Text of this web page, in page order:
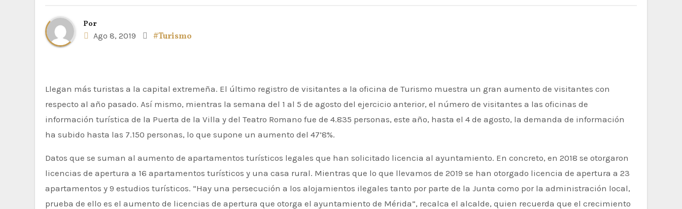
Por
Ago 8, 2019
#Turismo
Llegan más turistas a la capital extremeña. El último registro de visitantes a la oficina de Turismo muestra un gran aumento de visitantes con
respecto al año pasado. Así mismo, mientras la semana del 1 al 5 de agosto del ejercicio anterior, el número de visitantes a las oficinas de
información turística de la Puerta de la Villa y del Teatro Romano fue de 4.835 personas, este año, hasta el 4 de agosto, la demanda de información
ha subido hasta las 7.150 personas, lo que supone un aumento del 47’8%.
Datos que se suman al aumento de apartamentos turísticos legales que han solicitado licencia al ayuntamiento. En concreto, en 2018 se otorgaron
licencias de apertura a 16 apartamentos turísticos y una casa rural. Mientras que lo que llevamos de 2019 se han otorgado licencia de apertura a 23
apartamentos y 9 estudios turísticos. “Hay una persecución a los alojamientos ilegales tanto por parte de la Junta como por la administración local,
prueba de ello es el aumento de licencias de apertura que otorga el ayuntamiento de Mérida”, recalca el alcalde, quien recuerda que el crecimiento